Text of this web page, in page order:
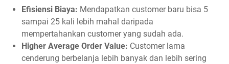
Efisiensi Biaya: Mendapatkan customer baru bisa 5
sampai 25 kali lebih mahal daripada
mempertahankan customer yang sudah ada.
Higher Average Order Value: Customer lama
cenderung berbelanja lebih banyak dan lebih sering